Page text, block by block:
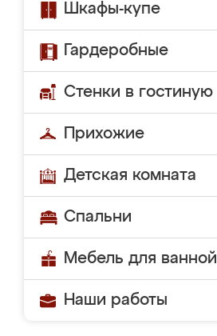
Шкафы-купе
Гардеробные
Стенки в гостиную
Прихожие
Детская комната
Спальни
Мебель для ванной
Наши работы